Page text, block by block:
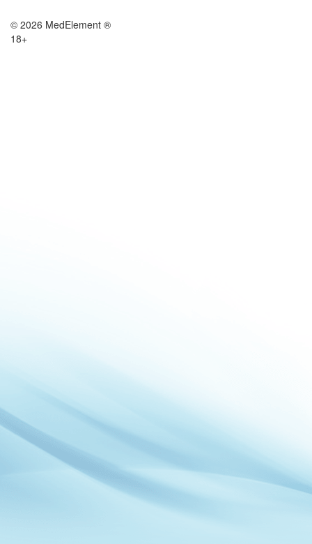
© 2026 MedElement ®
18+